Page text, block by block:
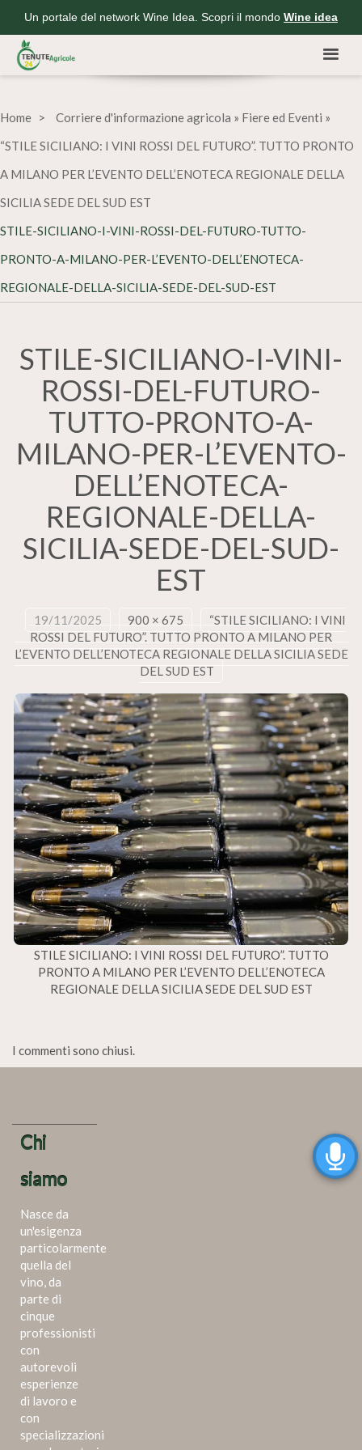
Un portale del network Wine Idea. Scopri il mondo Wine idea
Home Corriere d'informazione agricola » Fiere ed Eventi »
“STILE SICILIANO: I VINI ROSSI DEL FUTURO”. TUTTO PRONTO
A MILANO PER L’EVENTO DELL’ENOTECA REGIONALE DELLA
SICILIA SEDE DEL SUD EST
STILE-SICILIANO-I-VINI-ROSSI-DEL-FUTURO-TUTTO-
PRONTO-A-MILANO-PER-L’EVENTO-DELL’ENOTECA-
REGIONALE-DELLA-SICILIA-SEDE-DEL-SUD-EST
STILE-SICILIANO-I-VINI-
ROSSI-DEL-FUTURO-
TUTTO-PRONTO-A-
MILANO-PER-L’EVENTO-
DELL’ENOTECA-
REGIONALE-DELLA-
SICILIA-SEDE-DEL-SUD-
EST
19/11/2025 900 × 675
“STILE SICILIANO: I VINI
ROSSI DEL FUTURO”. TUTTO PRONTO A MILANO PER
L’EVENTO DELL’ENOTECA REGIONALE DELLA SICILIA SEDE
DEL SUD EST
STILE SICILIANO: I VINI ROSSI DEL FUTURO”. TUTTO
PRONTO A MILANO PER L’EVENTO DELL’ENOTECA
REGIONALE DELLA SICILIA SEDE DEL SUD EST
I commenti sono chiusi.
Chi
siamo
Nasce da
un'esigenza
particolarmente
quella del
vino, da
parte di
cinque
professionisti
con
autorevoli
esperienze
di lavoro e
con
specializzazioni